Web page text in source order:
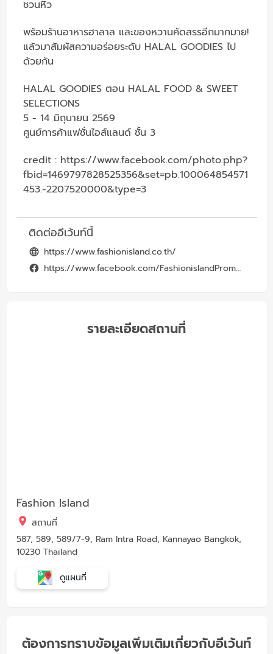
ชวนหิว
พร้อมร้านอาหารฮาลาล และของหวานคัดสรรอีกมากมาย!
แล้วมาสัมผัสความอร่อยระดับ HALAL GOODIES ไป
ด้วยกัน
HALAL GOODIES ตอน HALAL FOOD & SWEET
SELECTIONS
5 - 14 มิถุนายน 2569
ศูนย์การค้าแฟชั่นไอส์แลนด์ ชั้น 3
credit : https://www.facebook.com/photo.php?
fbid=1469797828525356&set=pb.100064854571
453.-2207520000&type=3
ติดต่ออีเว้นท์นี้
https://www.fashionisland.co.th/
https://www.facebook.com/FashionislandPromenade
รายละเอียดสถานที่
Fashion Island
สถานที่
587, 589, 589/7-9, Ram Intra Road, Kannayao Bangkok,
10230 Thailand
ดูแผนที่
ต้องการทราบข้อมูลเพิ่มเติมเกี่ยวกับอีเว้นท์